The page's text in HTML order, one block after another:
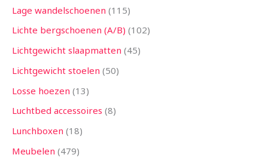
Lage wandelschoenen 115
Lichte bergschoenen (A/B) 102
Lichtgewicht slaapmatten 45
Lichtgewicht stoelen 50
Losse hoezen 13
Luchtbed accessoires 8
Lunchboxen 18
Meubelen 479